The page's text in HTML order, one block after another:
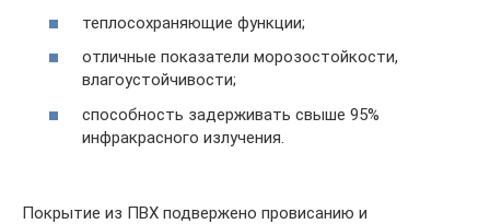
теплосохраняющие функции;
отличные показатели морозостойкости,
влагоустойчивости;
способность задерживать свыше 95%
инфракрасного излучения.
Покрытие из ПВХ подвержено провисанию и